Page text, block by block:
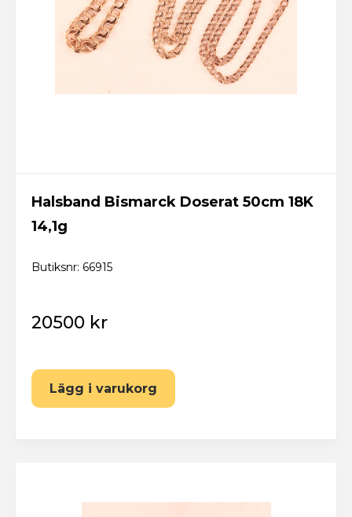
Halsband Bismarck Doserat 50cm 18K
14,1g
Butiksnr: 66915
20500 kr
Lägg i varukorg